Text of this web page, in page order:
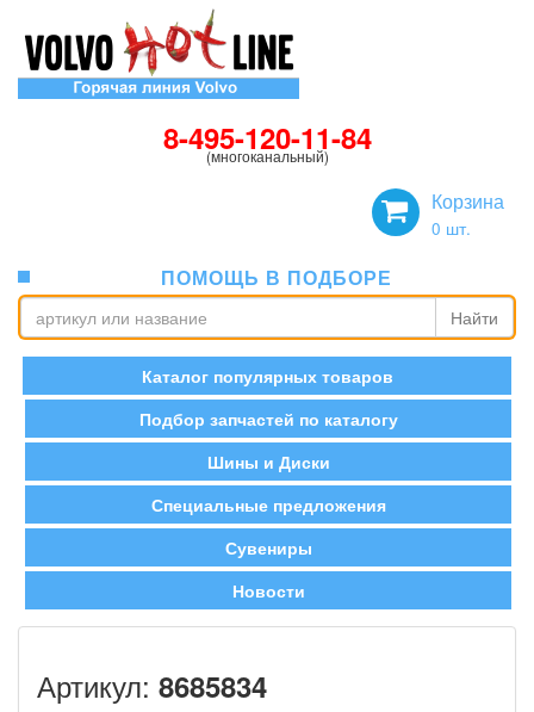
8-495-120-11-84
(многоканальный)
Корзина
0 шт.
ПОМОЩЬ В ПОДБОРЕ
Найти
Каталог популярных товаров
Подбор запчастей по каталогу
Шины и Диски
Специальные предложения
Сувениры
Новости
Артикул: 8685834